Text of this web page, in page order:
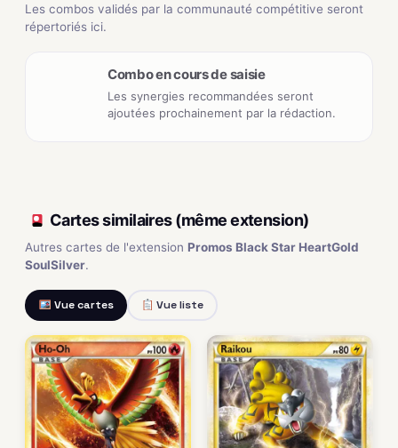
Les combos validés par la communauté compétitive seront
répertoriés ici.
Combo en cours de saisie
Les synergies recommandées seront
ajoutées prochainement par la rédaction.
Cartes similaires (même extension)
Autres cartes de l'extension Promos Black Star HeartGold
SoulSilver.
Vue cartes Vue liste